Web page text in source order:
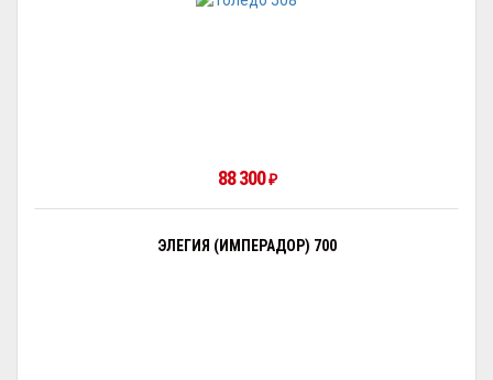
88 300₽
ЭЛЕГИЯ (ИМПЕРАДОР) 700